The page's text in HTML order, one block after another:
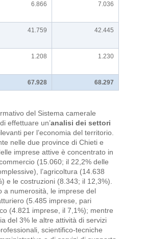
6.866 7.036
41.759 42.445
1.208 1.230
67.928 68.297
del Sistema camerale
effettuare un’analisi dei settori
per l’economia del territorio.
nelle due province di Chieti e
imprese attive è concentrato in
(15.060; il 22,2% delle
l’agricoltura (14.638
e le costruzioni (8.343; il 12,3%).
a numerosità, le imprese del
(5.485 imprese, pari
(4.821 imprese, il 7,1%); mentre
del 3% le altre attività di servizi
scientifico-tecniche